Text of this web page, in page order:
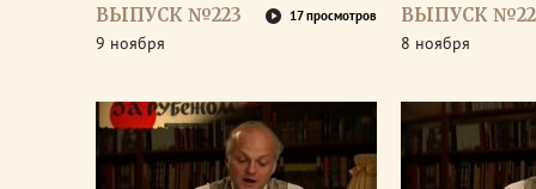
ВЫПУСК №223 17 просмотров
9 ноября
ВЫПУСК
8 ноября